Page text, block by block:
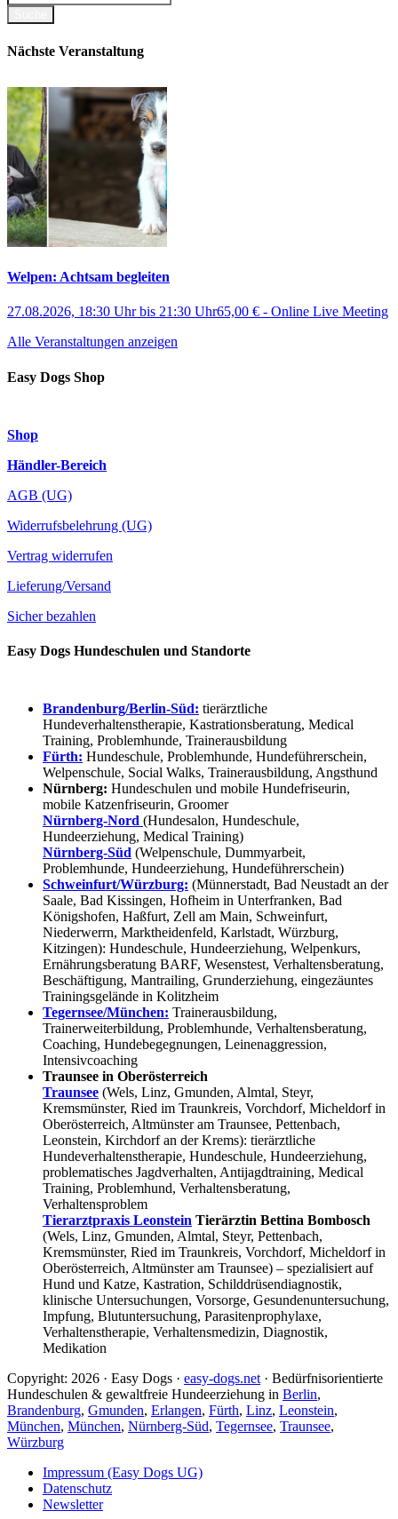
Nächste Veranstaltung
Welpen: Achtsam begleiten
27.08.2026, 18:30 Uhrbis 21:30 Uhr65,00 € - Online Live Meeting
Alle Veranstaltungen anzeigen
Easy Dogs Shop
Shop
Händler-Bereich
AGB (UG)
Widerrufsbelehrung (UG)
Vertrag widerrufen
Lieferung/Versand
Sicher bezahlen
Easy Dogs Hundeschulen und Standorte
Brandenburg/Berlin-Süd: tierärztliche
Hundeverhaltenstherapie, Kastrationsberatung, Medical
Training, Problemhunde, Trainerausbildung
Fürth: Hundeschule, Problemhunde, Hundeführerschein,
Welpenschule, Social Walks, Trainerausbildung, Angsthund
Nürnberg: Hundeschulen und mobile Hundefriseurin,
mobile Katzenfriseurin, Groomer
Nürnberg-Nord (Hundesalon, Hundeschule,
Hundeerziehung, Medical Training)
Nürnberg-Süd (Welpenschule, Dummyarbeit,
Problemhunde, Hundeerziehung, Hundeführerschein)
Schweinfurt/Würzburg: (Münnerstadt, Bad Neustadt an der
Saale, Bad Kissingen, Hofheim in Unterfranken, Bad
Königshofen, Haßfurt, Zell am Main, Schweinfurt,
Niederwerrn, Marktheidenfeld, Karlstadt, Würzburg,
Kitzingen): Hundeschule, Hundeerziehung, Welpenkurs,
Ernährungsberatung BARF, Wesenstest, Verhaltensberatung,
Beschäftigung, Mantrailing, Grunderziehung, eingezäuntes
Trainingsgelände in Kolitzheim
Tegernsee/München: Trainerausbildung,
Trainerweiterbildung, Problemhunde, Verhaltensberatung,
Coaching, Hundebegegnungen, Leinenaggression,
Intensivcoaching
Traunsee in Oberösterreich
Traunsee (Wels, Linz, Gmunden, Almtal, Steyr,
Kremsmünster, Ried im Traunkreis, Vorchdorf, Micheldorf in
Oberösterreich, Altmünster am Traunsee, Pettenbach,
Leonstein, Kirchdorf an der Krems): tierärztliche
Hundeverhaltenstherapie, Hundeschule, Hundeerziehung,
problematisches Jagdverhalten, Antijagdtraining, Medical
Training, Problemhund, Verhaltensberatung,
Verhaltensproblem
Tierarztpraxis Leonstein Tierärztin Bettina Bombosch
(Wels, Linz, Gmunden, Almtal, Steyr, Pettenbach,
Kremsmünster, Ried im Traunkreis, Vorchdorf, Micheldorf in
Oberösterreich, Altmünster am Traunsee) – spezialisiert auf
Hund und Katze, Kastration, Schilddrüsendiagnostik,
klinische Untersuchungen, Vorsorge, Gesundenuntersuchung,
Impfung, Blutuntersuchung, Parasitenprophylaxe,
Verhaltenstherapie, Verhaltensmedizin, Diagnostik,
Medikation
Copyright: 2026 · Easy Dogs · easy-dogs.net · Bedürfnisorientierte
Hundeschulen & gewaltfreie Hundeerziehung in Berlin,
Brandenburg, Gmunden, Erlangen, Fürth, Linz, Leonstein,
München, München, Nürnberg-Süd, Tegernsee, Traunsee,
Würzburg
Impressum (Easy Dogs UG)
Datenschutz
Newsletter